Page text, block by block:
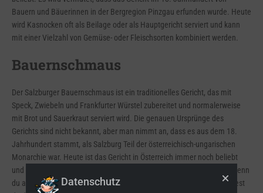
Bauern und Bäuerinnen in der Bergregion Pinzgau erfunden wurde. Heute
wird Kasnocken oft als Beilage oder als Hauptgericht serviert und kann
mit einer Vielzahl von Gemüse- oder Fleischsorten kombiniert werden.
Bauernschmaus
Der Salzburger Bauernschmaus ist ein traditionelles Gericht, das mit
Speck, Zwiebeln und Frankfurter Würstel zubereitet und normalerweise
mit Brot und Sauerkraut serviert wird. Die genauen Ursprünge des
Gerichts sind nicht bekannt, aber man nimmt an, dass es aus dem 18.
Jahrhundert stammt, als Salzburg Teil der österreichisch-ungarischen
Monarchie war. Heute ist das Gericht in Österreich immer noch beliebt
und wird oft bei Festen und anderen besonderen Anlässen serviert. Wenn
du auf der Suche nach einer deftigen und leckeren Mahlzeit bist, solltest
Datenschutz